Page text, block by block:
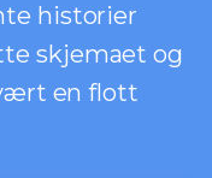
historier
skjemaet og
en flott